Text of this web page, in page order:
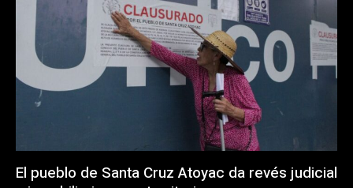
El pueblo de Santa Cruz Atoyac da revés judicial